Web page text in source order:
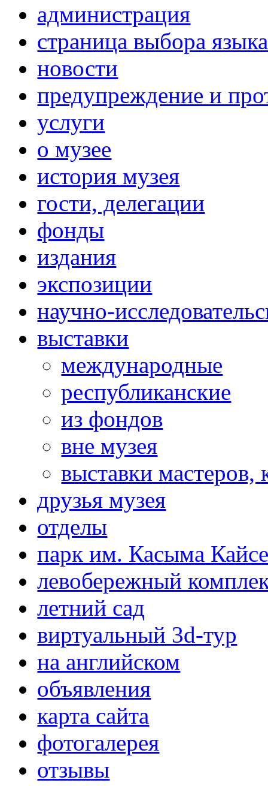
администрация
страница выбора языка
новости
предупреждение и
услуги
о музее
история музея
гости, делегации
фонды
издания
экспозиции
научно-
выставки
международные
республиканские
из фондов
вне музея
выставки мастеров,
друзья музея
отделы
парк им. Касыма
левобережный
летний сад
виртуальный 3d-тур
на английском
объявления
карта сайта
фотогалерея
отзывы